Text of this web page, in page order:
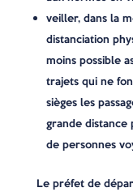
veiller, dans la
distanciation
moins possible
trajets qui ne
sièges les
grande
de personnes
Le préfet de